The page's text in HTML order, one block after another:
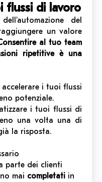
flussi di lavoro
del
un valore
al tuo team
ripetitive è una
i tuoi flussi
potenziale.
i tuoi flussi di
una volta una di
la risposta.
parte dei clienti
mai completati in